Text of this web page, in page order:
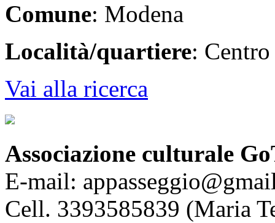
Comune: Modena
Località/quartiere:
Vai alla ricerca
Associazione culturale
E-mail:
Cell. 3393585839 (Maria